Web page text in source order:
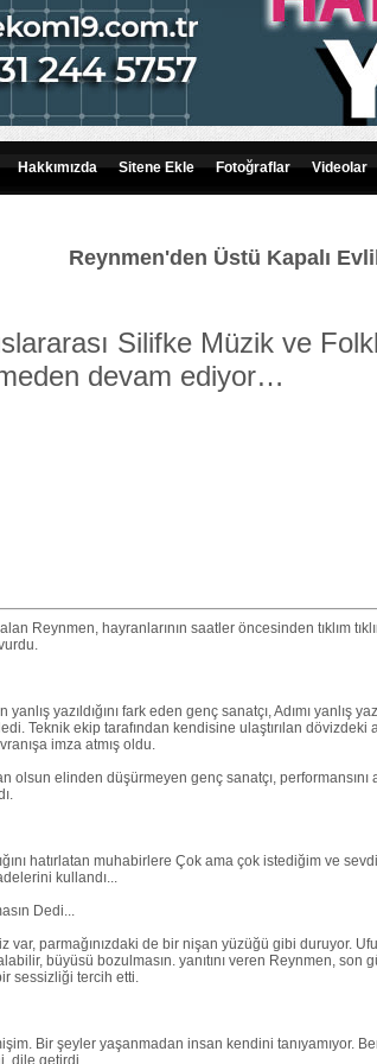
Hakkımızda Sitene Ekle Fotoğraflar Videolar
Reynmen'den Üstü Kapalı
Silifke Müzik ve
devam ediyor…
Reynmen, hayranlarının saatler öncesinden tıklım
yazıldığını fark eden genç sanatçı, Adımı yanlış
Teknik ekip tarafından kendisine ulaştırılan dövizdeki
imza atmış oldu.
olsun elinden düşürmeyen genç sanatçı, performansını
hatırlatan muhabirlere Çok ama çok istediğim ve
kullandı...
Dedi...
var, parmağınızdaki de bir nişan yüzüğü gibi duruyor.
büyüsü bozulmasın. yanıtını veren Reynmen, son
sessizliği tercih etti.
Bir şeyler yaşanmadan insan kendini tanıyamıyor.
dile getirdi.